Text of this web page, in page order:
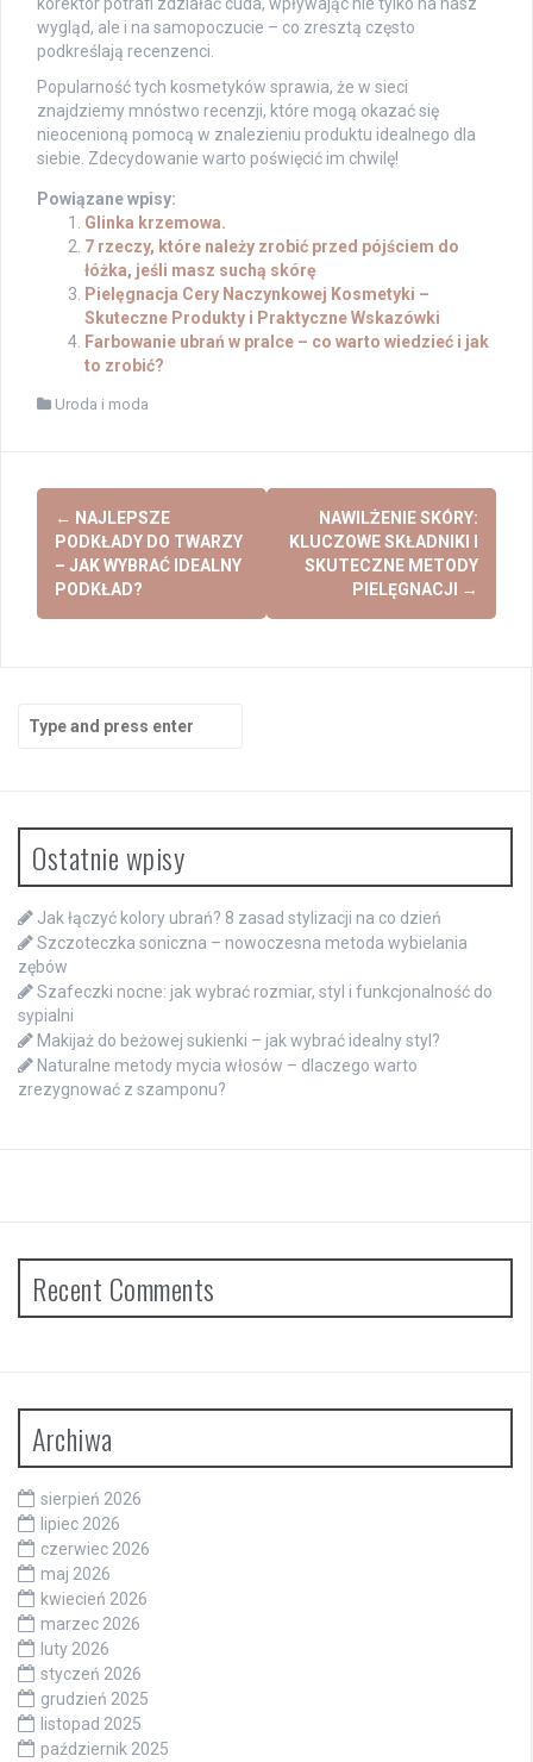
wygląd, ale i na samopoczucie – co zresztą często
podkreślają recenzenci.
Popularność tych kosmetyków sprawia, że w sieci
znajdziemy mnóstwo recenzji, które mogą okazać się
nieocenioną pomocą w znalezieniu produktu idealnego dla
siebie. Zdecydowanie warto poświęcić im chwilę!
Powiązane wpisy:
Glinka krzemowa.
7 rzeczy, które należy zrobić przed pójściem do
łóżka, jeśli masz suchą skórę
Pielęgnacja Cery Naczynkowej Kosmetyki –
Skuteczne Produkty i Praktyczne Wskazówki
Farbowanie ubrań w pralce – co warto wiedzieć i jak
to zrobić?
Uroda i moda
Post
navigation
← NAJLEPSZE
PODKŁADY DO TWARZY
– JAK WYBRAĆ IDEALNY
PODKŁAD?
NAWILŻENIE SKÓRY:
KLUCZOWE SKŁADNIKI I
SKUTECZNE METODY
PIELĘGNACJI
→
for:
Ostatnie wpisy
Jak łączyć kolory ubrań? 8 zasad stylizacji na co dzień
Szczoteczka soniczna – nowoczesna metoda wybielania
zębów
Szafeczki nocne: jak wybrać rozmiar, styl i funkcjonalność do
sypialni
Makijaż do beżowej sukienki – jak wybrać idealny styl?
Naturalne metody mycia włosów – dlaczego warto
zrezygnować z szamponu?
Recent Comments
Archiwa
sierpień 2026
lipiec 2026
czerwiec 2026
maj 2026
kwiecień 2026
marzec 2026
luty 2026
styczeń 2026
grudzień 2025
listopad 2025
październik 2025